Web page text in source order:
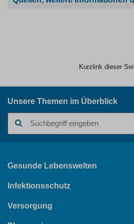
Kurzlink dieser
Unsere Themen im Überblick
Gesunde Lebenswelten
Infektionsschutz
Versorgung